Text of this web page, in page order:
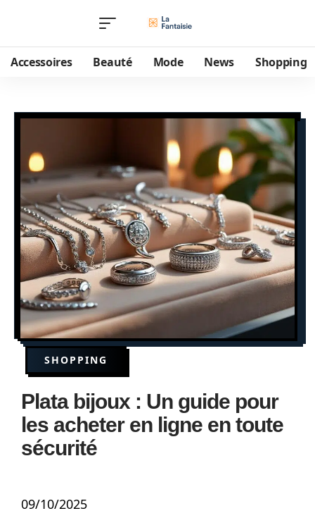
Accessoires Beauté Mode News Shopping
SHOPPING
Plata bijoux : Un guide pour
les acheter en ligne en toute
sécurité
09/10/2025